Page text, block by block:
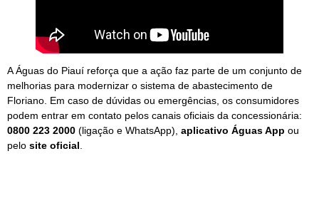
A Águas do Piauí reforça que a ação faz parte de um conjunto de
melhorias para modernizar o sistema de abastecimento de
Floriano. Em caso de dúvidas ou emergências, os consumidores
podem entrar em contato pelos canais oficiais da concessionária:
0800 223 2000 (ligação e WhatsApp), aplicativo Águas App ou
pelo site oficial